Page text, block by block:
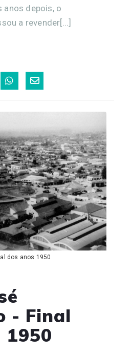
anos depois, o
a revender[...]
dos anos 1950
- Final
1950